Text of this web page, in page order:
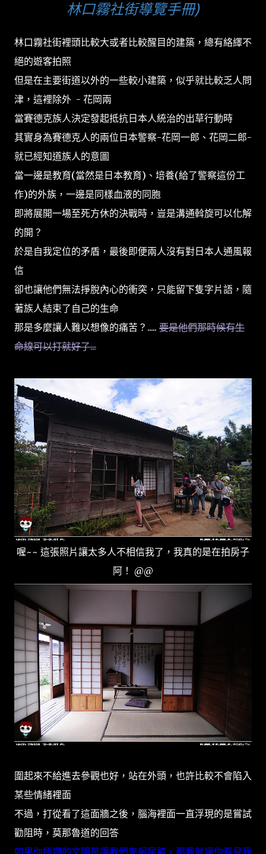
林口霧社街導覽手冊)
林口霧社街裡頭比較大或者比較醒目的建築，總有絡繹不
絕的遊客拍照
但是在主要街道以外的一些較小建築，似乎就比較乏人問
津，這裡除外 - 花岡兩
當賽德克族人決定發起抵抗日本人統治的出草行動時
其實身為賽德克人的兩位日本警察-花岡一郎、花岡二郎-
就已經知道族人的意圖
當一邊是教育(當然是日本教育)、培養(給了警察這份工
作)的外族，一邊是同樣血液的同胞
即將展開一場至死方休的決戰時，豈是溝通斡旋可以化解
的開？
於是自我定位的矛盾，最後即便兩人沒有對日本人通風報
信
卻也讓他們無法掙脫內心的衝突，只能留下隻字片語，隨
著族人結束了自己的生命
那是多麼讓人難以想像的痛苦？..... 要是他們那時候有生
命線可以打就好了...
喔~~ 這張照片讓太多人不相信我了，我真的是在拍房子
阿！ @@
圍起來不給進去參觀也好，站在外頭，也許比較不會陷入
某些情緒裡面
不過，打從看了這面牆之後，腦海裡面一直浮現的是嘗試
勸阻時，莫那魯道的回答